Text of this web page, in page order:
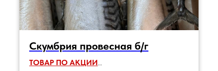
Скумбрия провесная б/г
ТОВАР ПО АКЦИИ